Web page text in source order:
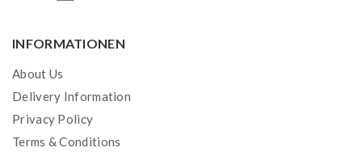
INFORMATIONEN
About Us
Delivery Information
Privacy Policy
Terms & Conditions